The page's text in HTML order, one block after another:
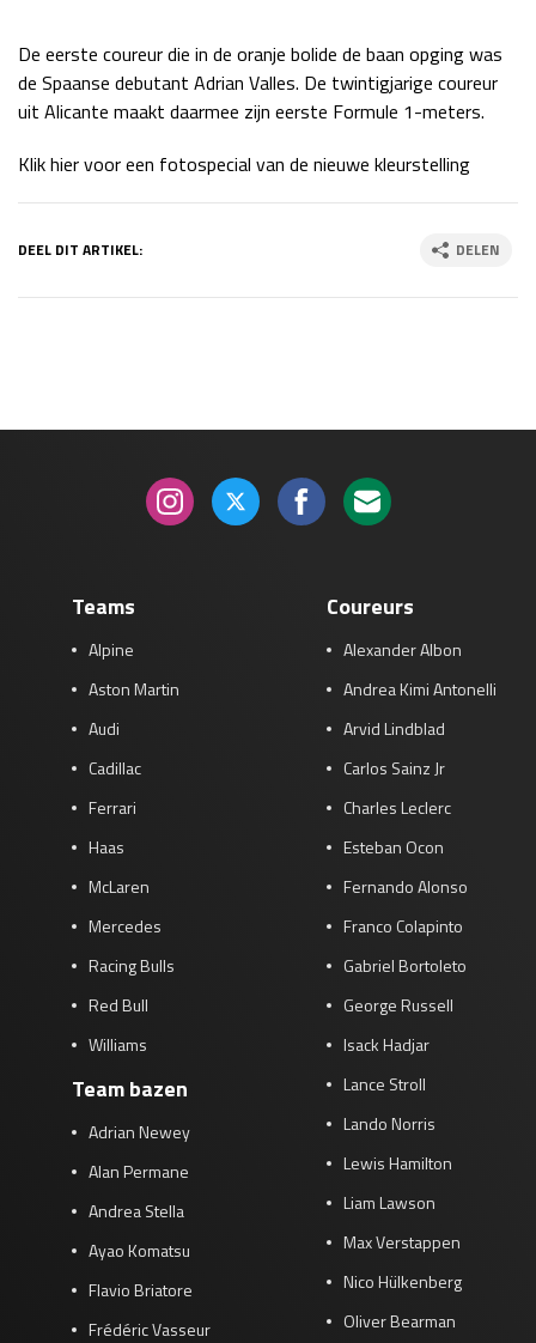
Race
zo 21:00 - 23:00
Kwalificatie
za 05:00 - 06:00
Race
zo 17:00 - 19:00
GP ABU DHABI 2026 04 - 06 dec
De eerste coureur die in de oranje bolide de baan opging was
de Spaanse debutant Adrian Valles. De twintigjarige coureur
uit Alicante maakt daarmee zijn eerste Formule 1-meters.
Klik hier voor een fotospecial van de nieuwe kleurstelling
DEEL DIT ARTIKEL: DELEN
Teams
Alpine
Aston Martin
Audi
Cadillac
Ferrari
Haas
McLaren
Mercedes
Racing Bulls
Red Bull
Williams
Team bazen
Adrian Newey
Alan Permane
Andrea Stella
Ayao Komatsu
Flavio Briatore
Frédéric Vasseur
Coureurs
Alexander Albon
Andrea Kimi Antonelli
Arvid Lindblad
Carlos Sainz Jr
Charles Leclerc
Esteban Ocon
Fernando Alonso
Franco Colapinto
Gabriel Bortoleto
George Russell
Isack Hadjar
Lance Stroll
Lando Norris
Lewis Hamilton
Liam Lawson
Max Verstappen
Nico Hülkenberg
Oliver Bearman